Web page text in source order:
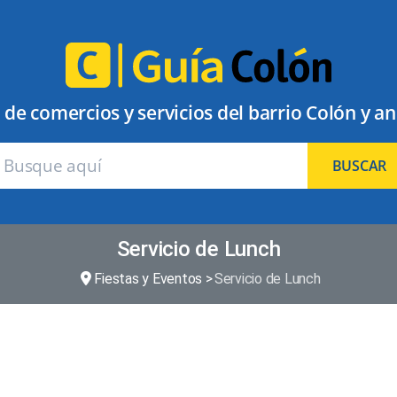
de comercios y servicios del barrio Colón y
BUSCAR
Servicio de Lunch
Fiestas y Eventos Servicio de Lunch